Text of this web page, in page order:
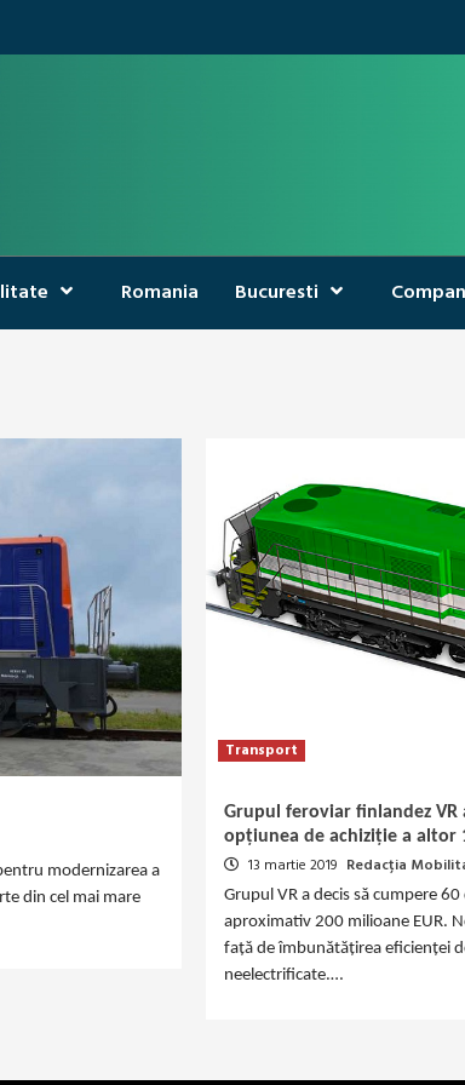
Romania Bucuresti
modernizarea a
din cel mai mare
Transport
Grupul feroviar finlandez VR
opțiunea de achiziție a altor
13 martie 2019 Redacția
Grupul VR a decis să cumpere
aproximativ 200 milioane EUR.
față de îmbunătățirea eficienței
neelectrificate.…